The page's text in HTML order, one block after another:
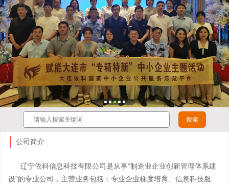
公司简介
辽宁依科信息科技有限公司是从事“制造业企业创新管理体系建
设”的专业公司，主营业务包括：专业企业梯度培育、信息科技服